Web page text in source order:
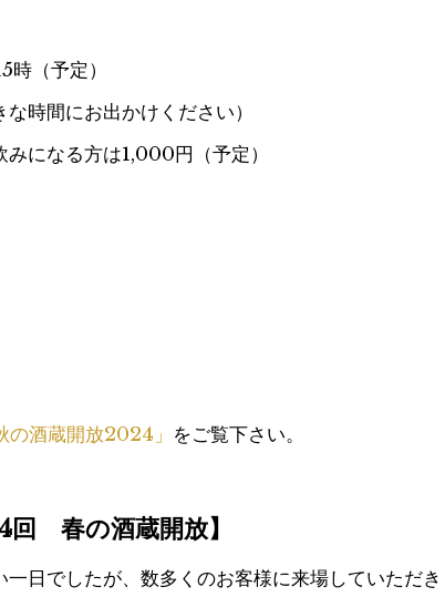
（予定）
時間にお出かけください）
になる方は1,000円（予定）
酒蔵開放2024」 をご覧下さい。
春の酒蔵開放】
一日でしたが、数多くのお客様に来場していただ